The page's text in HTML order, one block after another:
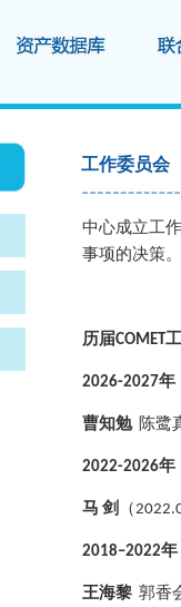
工作委员会
中心成立工
事项的决策。
历届COMET
2026-2027年
曹知勉 陈鹭
2022-2026年
马 剑 （
2018–2022年
王海黎 郭香